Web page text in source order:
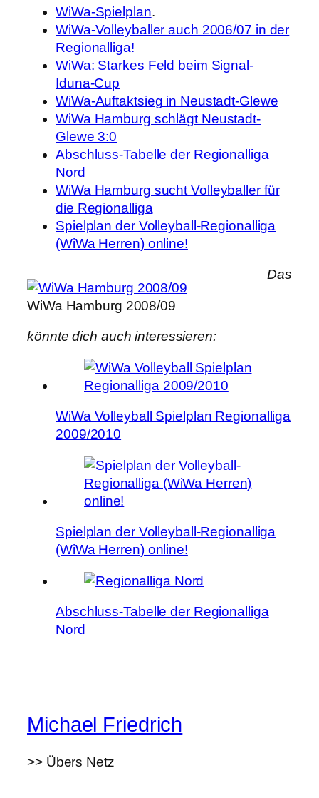
WiWa-Spielplan.
WiWa-Volleyballer auch 2006/07 in der
Regionalliga!
WiWa: Starkes Feld beim Signal-
Iduna-Cup
WiWa-Auftaktsieg in Neustadt-Glewe
WiWa Hamburg schlägt Neustadt-
Glewe 3:0
Abschluss-Tabelle der Regionalliga
Nord
WiWa Hamburg sucht Volleyballer für
die Regionalliga
Spielplan der Volleyball-Regionalliga
(WiWa Herren) online!
WiWa Hamburg 2008/09
Das
könnte dich auch interessieren:
WiWa Volleyball Spielplan Regionalliga
2009/2010
Spielplan der Volleyball-Regionalliga
(WiWa Herren) online!
Abschluss-Tabelle der Regionalliga
Nord
Michael Friedrich
>> Übers Netz